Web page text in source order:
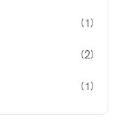
(1)
(2)
(1)